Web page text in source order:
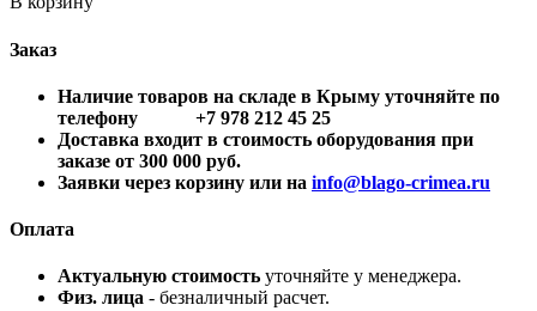
Заказ
Наличие товаров на складе в Крыму уточняйте по
телефону +7 978 212 45 25
Доставка входит в стоимость оборудования при
заказе от 300 000 руб.
Заявки через корзину или на info@blago-crimea.ru
Оплата
Актуальную стоимость уточняйте у менеджера.
Физ. лица - безналичный расчет.